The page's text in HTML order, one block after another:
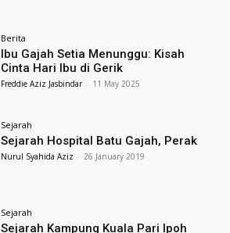
Berita
Ibu Gajah Setia Menunggu: Kisah
Cinta Hari Ibu di Gerik
Freddie Aziz Jasbindar - 11 May 2025
Sejarah
Sejarah Hospital Batu Gajah, Perak
Nurul Syahida Aziz - 26 January 2019
Sejarah
Sejarah Kampung Kuala Pari Ipoh